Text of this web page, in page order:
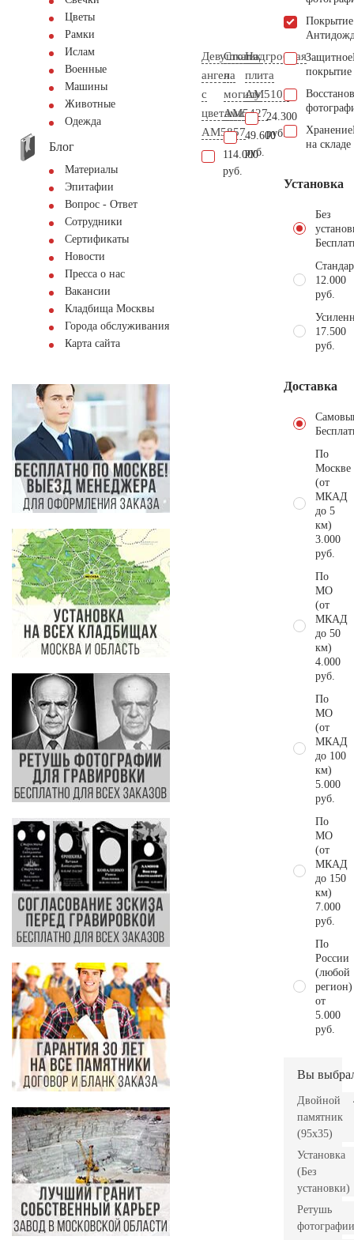
Цветы
Рамки
Ислам
Военные
Машины
Животные
Одежда
Блог
Материалы
Эпитафии
Вопрос - Ответ
Сотрудники
Сертификаты
Новости
Пресса о нас
Вакансии
Кладбища Москвы
Города обслуживания
Карта сайта
Девушка
ангел
с
цветами
AM5857
114.000
руб.
Столик
на
могилу
AM5427
49.600
руб.
Надгробная
плита
AM5105
24.300
руб.
Покрытие
Защитное
покрытие
Хранение
на складе
Установка
Без
12.000
руб.
17.500
руб.
Доставка
По
Москве
(от
МКАД
до 5
км)
3.000
руб.
По
МО
(от
МКАД
до 50
км)
4.000
руб.
По
МО
(от
МКАД
до 100
км)
5.000
руб.
По
МО
(от
МКАД
до 150
км)
7.000
руб.
По
России
(любой
регион)
от
5.000
руб.
Вы
Двойной
памятник
(95х35)
Установка
(Без
установки)
Ретушь
фотографии